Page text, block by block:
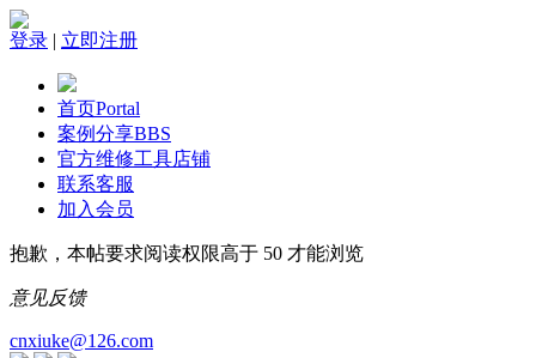
登录 | 立即注册
首页Portal
案例分享BBS
官方维修工具店铺
联系客服
加入会员
抱歉，本帖要求阅读权限高于 50 才能浏览
意见反馈
cnxiuke@126.com